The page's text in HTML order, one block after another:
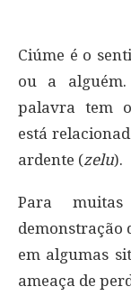
Ciúme é o
ou a
palavra tem
está
ardente (zelu).
Para
demonstração
em algumas
ameaça de